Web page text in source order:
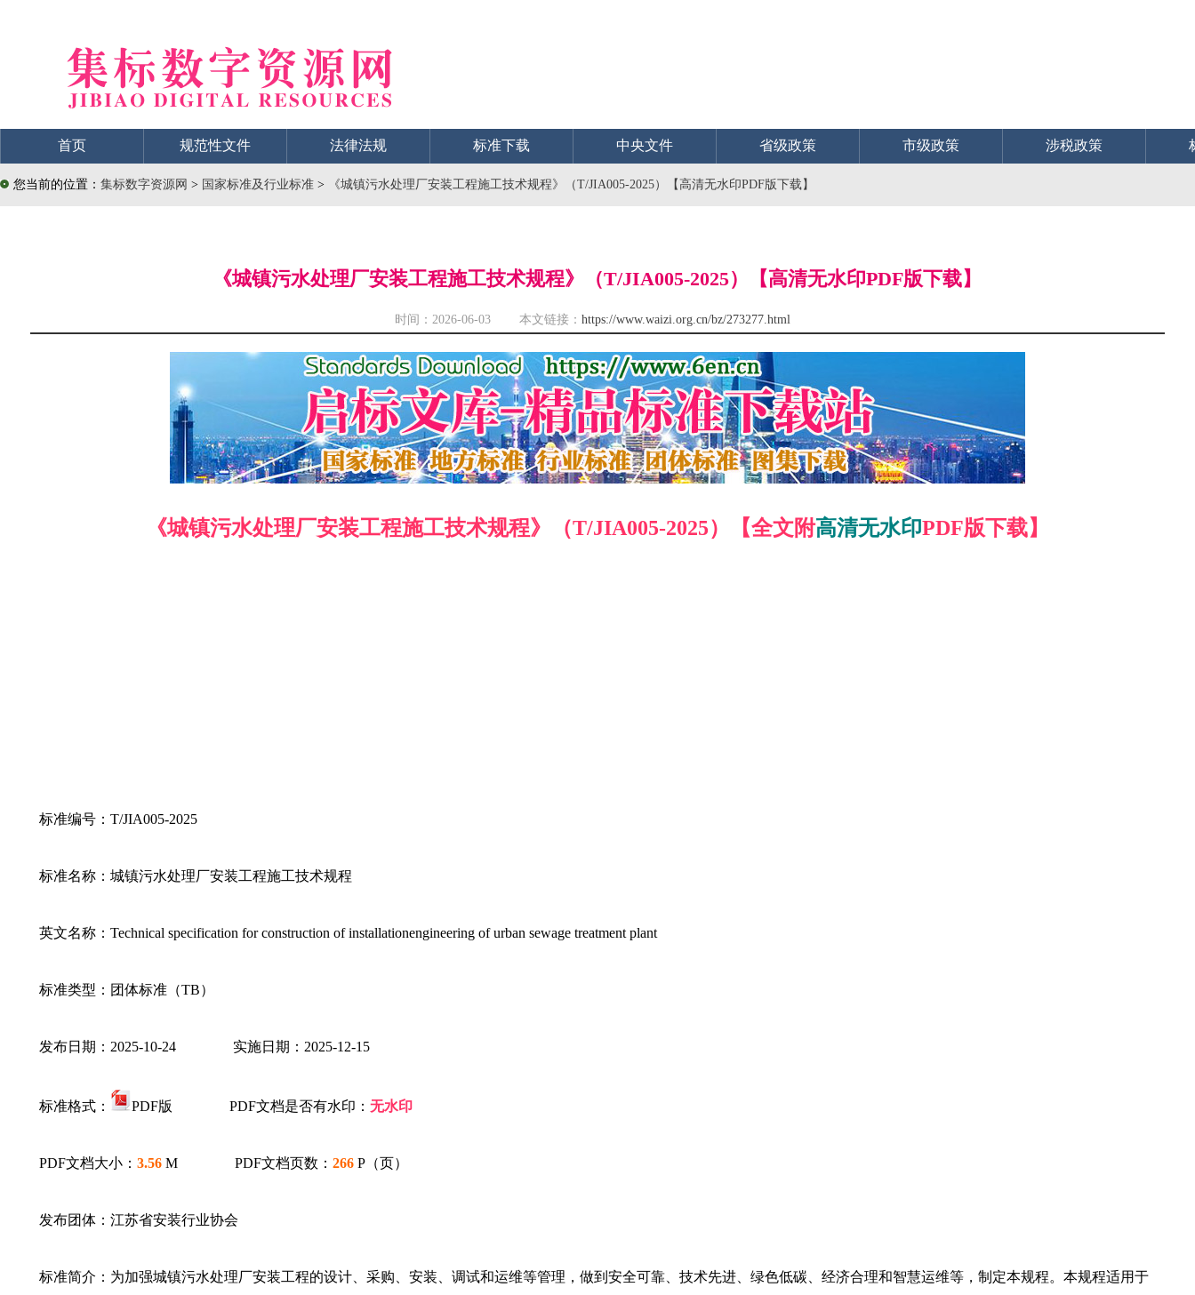
首页 规范性文件 法律法规 标准下载 中央文件 省级政策 市级政策 涉税政策
您当前的位置： 集标数字资源网 > 国家标准及行业标准 > 《城镇污水处理厂安装工程施工技术规程》（T/JIA005-2025）【高清无水印PDF版下载】
《城镇污水处理厂安装工程施工技术规程》（T/JIA005-2025）【高清无水印PDF版下载】
时间：2026-06-03 本文链接：https://www.waizi.org.cn/bz/273277.html
《城镇污水处理厂安装工程施工技术规程》（T/JIA005-2025）【全文附高清无水印PDF版下载】
标准编号：T/JIA005-2025
标准名称：城镇污水处理厂安装工程施工技术规程
英文名称：Technical specification for construction of installationengineering of urban sewage treatment plant
标准类型：团体标准（TB）
发布日期：2025-10-24 实施日期：2025-12-15
标准格式： PDF版 PDF文档是否有水印： 无水印
PDF文档大小： 3.56M PDF文档页数： 266P（页）
发布团体：江苏省安装行业协会
标准简介：为加强城镇污水处理厂安装工程的设计、采购、安装、调试和运维等管理，做到安全可靠、技术先进、绿色低碳、经济合理和智慧运维等，制定本规程。本规程适用于